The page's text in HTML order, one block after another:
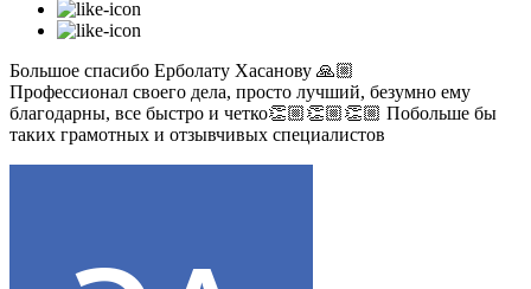
Большое спасибо Ерболату Хасанову 🙏🏼
Профессионал своего дела, просто лучший, безумно ему
благодарны, все быстро и четко👏🏼👏🏼👏🏼 Побольше бы
таких грамотных и отзывчивых специалистов